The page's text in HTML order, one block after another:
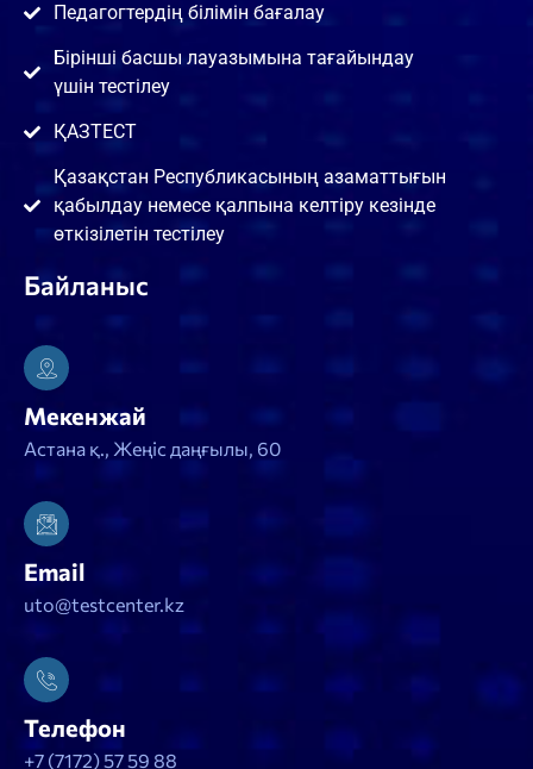
Педагогтердің білімін бағалау
Бірінші басшы лауазымына тағайындау
үшін тестілеу
ҚАЗТЕСТ
Қазақстан Республикасының азаматтығын
қабылдау немесе қалпына келтіру кезінде
өткізілетін тестілеу
Байланыс
Мекенжай
Астана қ., Жеңіс даңғылы, 60
Email
uto@testcenter.kz
Телефон
+7 (7172) 57 59 88